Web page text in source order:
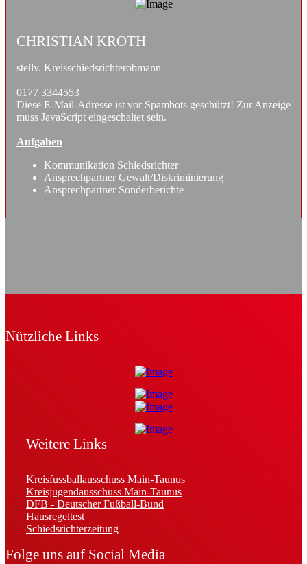
CHRISTIAN KROTH
stellv. Kreisschiedsrichterobmann
0177 3344553
Diese E-Mail-Adresse ist vor Spambots geschützt! Zur Anzeige
muss JavaScript eingeschaltet sein.
Aufgaben
Kommunikation Schiedsrichter
Ansprechpartner Gewalt/Diskriminierung
Ansprechpartner Sonderberichte
Nützliche Links
Weitere Links
Kreisfussballausschuss Main-Taunus
Kreisjugendausschuss Main-Taunus
DFB - Deutscher Fußball-Bund
Hausregeltest
Schiedsrichterzeitung
Folge uns auf Social Media